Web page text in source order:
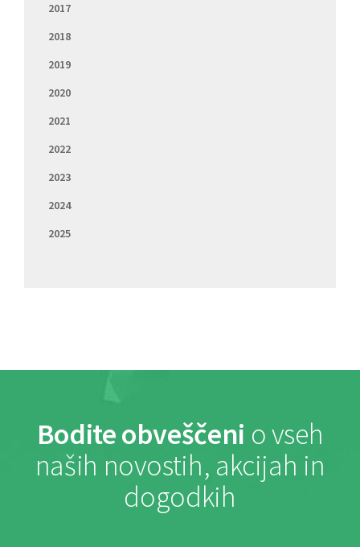
2017
2018
2019
2020
2021
2022
2023
2024
2025
Bodite obveščeni o vseh
naših novostih, akcijah in
dogodkih